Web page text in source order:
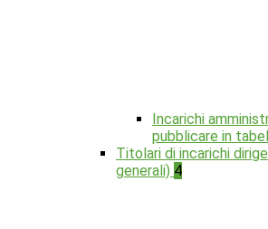
Incarichi
pubblicare in
Titolari di incarichi
generali) 4